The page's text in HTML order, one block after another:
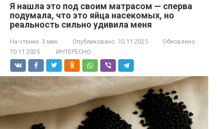
Я нашла это под своим матрасом — сперва
подумала, что это яйца насекомых, но
реальность сильно удивила меня
На чтение: 3 мин Опубликовано: 10.11.2025
Обновлено:
10.11.2025
ИНТЕРЕСНО